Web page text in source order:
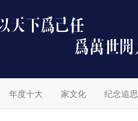
年度十大 家文化 纪念追思